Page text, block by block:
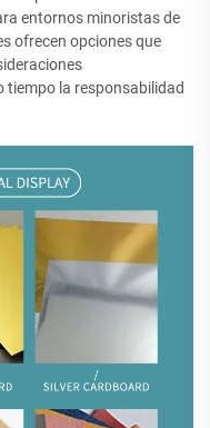
entornos minoristas de
ofrecen opciones que
tiempo la responsabilidad